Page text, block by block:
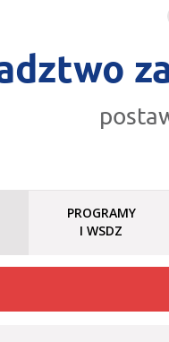
PROGRAMY
I WSDZ